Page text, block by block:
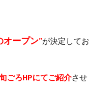
オープン”が決定してお
ごろHPにてご紹介させ